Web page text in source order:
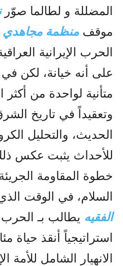
المضللة و لطالما صوّر
موقف منظمة مجاهدي
على أنه خيانة، لكن في
متأنية لواحدة من أكثر
وتعقيداً في تاريخ
الحديث، والتحليل
للأحداث يثبت عكس
خطوة المقاومة
السلام، في الوقت
الفقيه يطالب بـ
استراتيجياً أنقذ حياة
الانهيار الشامل للأمة